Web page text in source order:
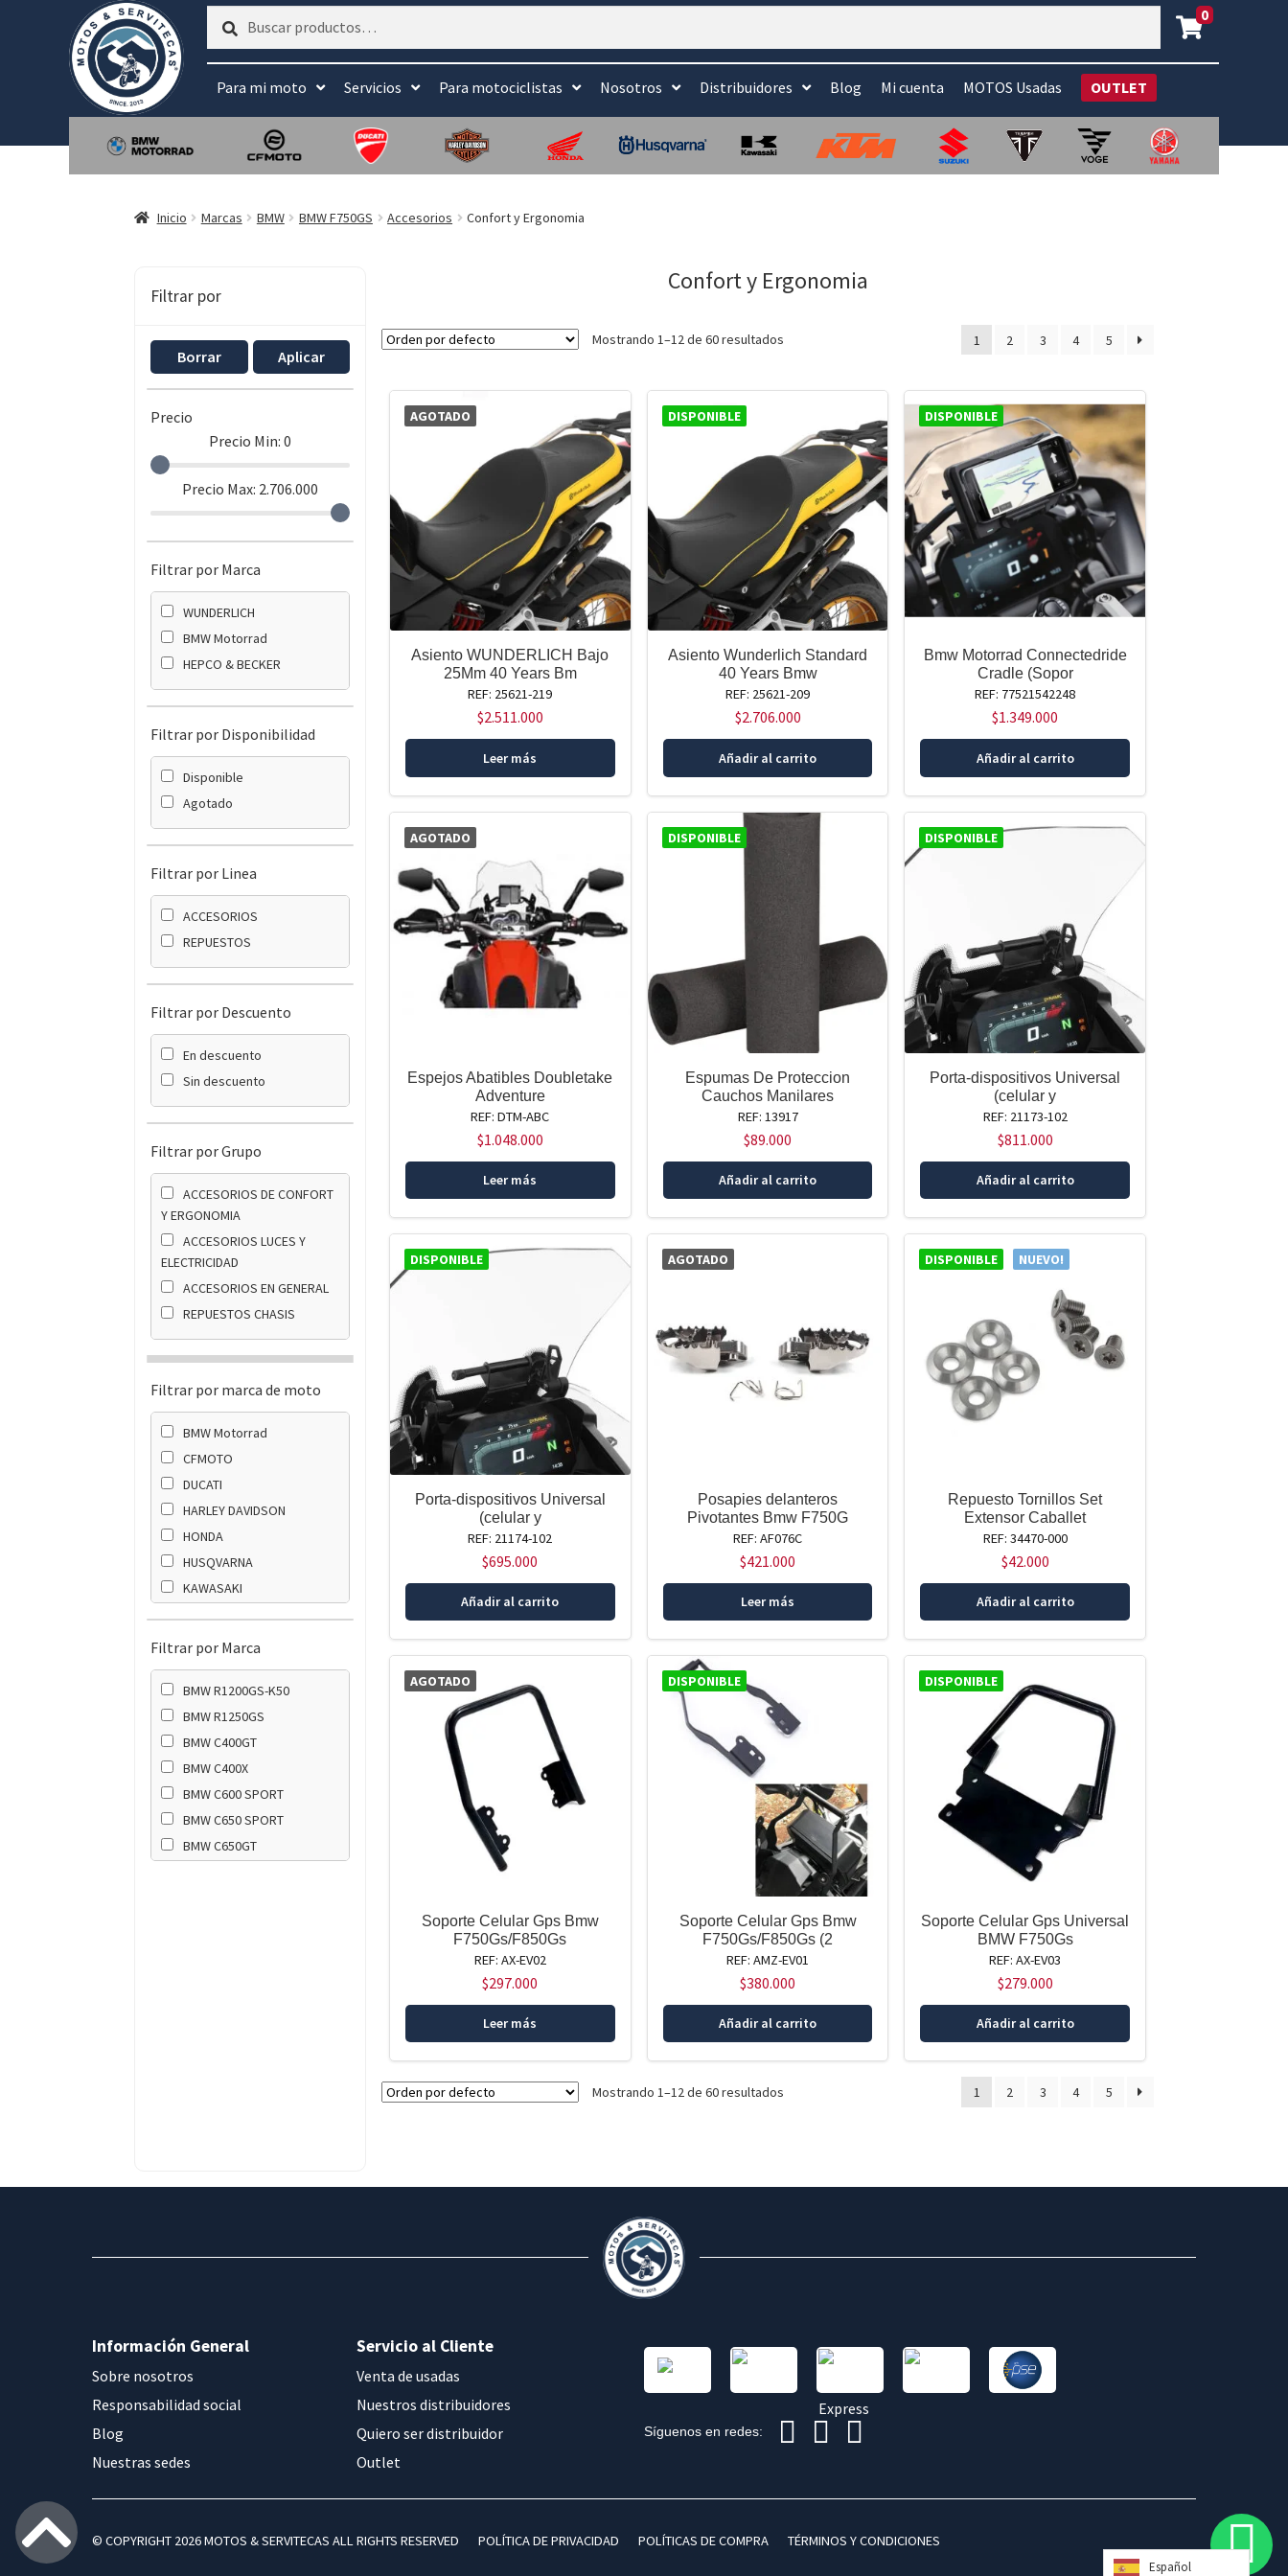
Buscar
Buscar 0
Para mi moto Servicios Para motociclistas Nosotros Distribuidores Blog Mi cuenta MOTOS Usadas OUTLET
Inicio Marcas BMW BMW F750GS Accesorios Confort y Ergonomia
Filtrar por
Borrar Aplicar
Precio
Precio Min:0
Precio Max: 2.706.000
Filtrar por Marca
WUNDERLICH
BMW Motorrad
HEPCO & BECKER
Filtrar por Disponibilidad
Disponible
Agotado
Filtrar por Linea
ACCESORIOS
REPUESTOS
Filtrar por Descuento
En descuento
Sin descuento
Filtrar por Grupo
ACCESORIOS DE CONFORT
Y ERGONOMIA
ACCESORIOS LUCES Y
ELECTRICIDAD
ACCESORIOS EN GENERAL
REPUESTOS CHASIS
Filtrar por marca de moto
BMW Motorrad
CFMOTO
DUCATI
HARLEY DAVIDSON
HONDA
HUSQVARNA
KAWASAKI
SUZUKI
TRIUMPH
YAMAHA
Filtrar por Marca
BMW R1200GS-K50
BMW R1250GS
BMW C400GT
BMW C400X
BMW C600 SPORT
BMW C650 SPORT
BMW C650GT
BMW G310R
BMW K1200R/S/K1300R/S
BMW R1150GS/ADV
BMW R12 NINET
BMW R1200GS-K25
Confort y Ergonomia
Mostrando 1–12 de 60 resultados 1 2 3 4 5
AGOTADO
Asiento WUNDERLICH Bajo
25Mm 40 Years Bm
REF: 25621-219
$2.511.000
Leer más
DISPONIBLE
Asiento Wunderlich Standard
40 Years Bmw
REF: 25621-209
$2.706.000
Añadir al carrito
DISPONIBLE
Bmw Motorrad Connectedride
Cradle (Sopor
REF: 77521542248
$1.349.000
Añadir al carrito
AGOTADO
Espejos Abatibles Doubletake
Adventure
REF: DTM-ABC
$1.048.000
Leer más
DISPONIBLE
Espumas De Proteccion
Cauchos Manilares
REF: 13917
$89.000
Añadir al carrito
DISPONIBLE
Porta-dispositivos Universal
(celular y
REF: 21173-102
$811.000
Añadir al carrito
DISPONIBLE
Porta-dispositivos Universal
(celular y
REF: 21174-102
$695.000
Añadir al carrito
AGOTADO
Posapies delanteros
Pivotantes Bmw F750G
REF: AF076C
$421.000
Leer más
DISPONIBLE NUEVO!
Repuesto Tornillos Set
Extensor Caballet
REF: 34470-000
$42.000
Añadir al carrito
AGOTADO
Soporte Celular Gps Bmw
F750Gs/F850Gs
REF: AX-EV02
$297.000
Leer más
DISPONIBLE
Soporte Celular Gps Bmw
F750Gs/F850Gs (2
REF: AMZ-EV01
$380.000
Añadir al carrito
DISPONIBLE
Soporte Celular Gps Universal
BMW F750Gs
REF: AX-EV03
$279.000
Añadir al carrito
Mostrando 1–12 de 60 resultados 1 2 3 4 5
Información General
Sobre nosotros
Responsabilidad social
Blog
Nuestras sedes
Servicio al Cliente
Venta de usadas
Nuestros distribuidores
Quiero ser distribuidor
Outlet
Síguenos en redes:
© COPYRIGHT 2026 MOTOS & SERVITECAS ALL RIGHTS RESERVED POLÍTICA DE PRIVACIDAD POLÍTICAS DE COMPRA TÉRMINOS Y CONDICIONES
Español